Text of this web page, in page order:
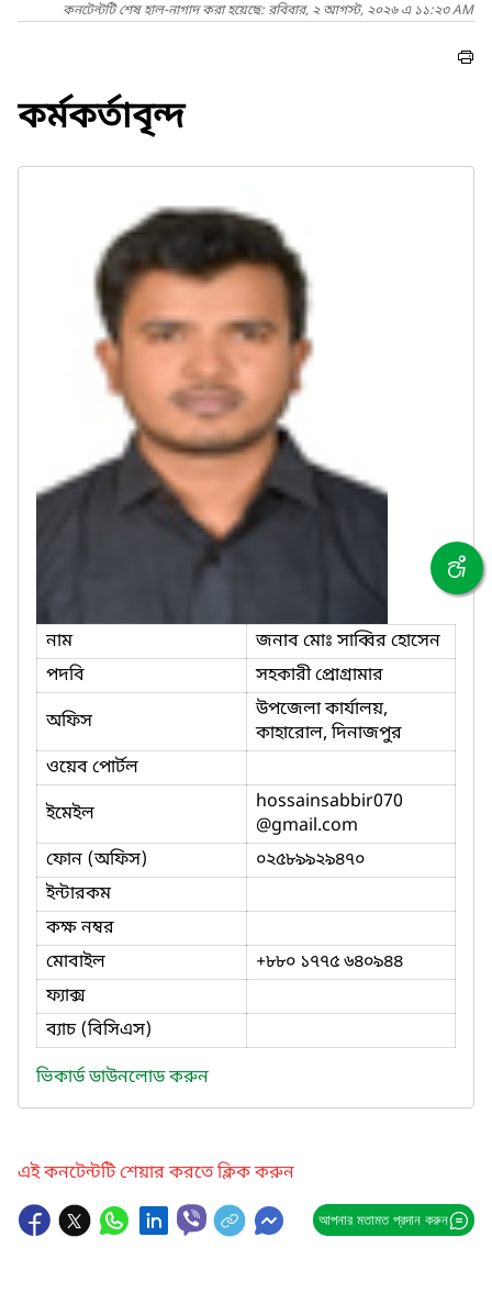
কনটেন্টটি শেষ হাল-নাগাদ করা হয়েছে: রবিবার, ২ আগস্ট, ২০২৬ এ ১১:২৩ AM
কর্মকর্তাবৃন্দ
নাম
জনাব মোঃ সাব্বির হোসেন
পদবি
সহকারী প্রোগ্রামার
অফিস
উপজেলা কার্যালয়,
কাহারোল, দিনাজপুর
ওয়েব পোর্টল
ইমেইল
hossainsabbir070
@gmail.com
ফোন (অফিস)
০২৫৮৯৯২৯৪৭০
ইন্টারকম
কক্ষ নম্বর
মোবাইল
+৮৮০ ১৭৭৫ ৬৪০৯৪৪
ফ্যাক্স
ব্যাচ (বিসিএস)
ভিকার্ড ডাউনলোড করুন
এই কনটেন্টটি শেয়ার করতে ক্লিক করুন
আপনার মতামত প্রদান করুন